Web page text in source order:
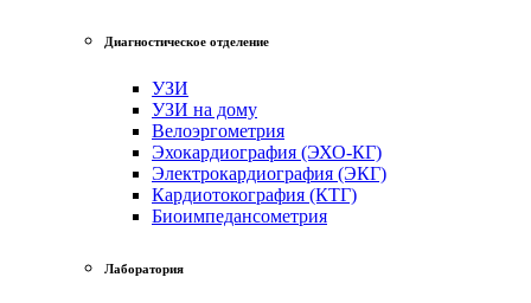
Диагностическое отделение
УЗИ
УЗИ на дому
Велоэргометрия
Эхокардиография (ЭХО-КГ)
Электрокардиография (ЭКГ)
Кардиотокография (КТГ)
Биоимпедансометрия
Лаборатория